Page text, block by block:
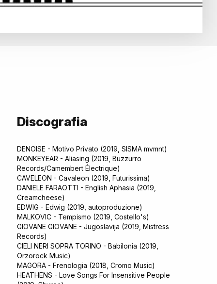
Discografia
DENOISE - Motivo Privato (2019, SISMA mvmnt)
MONKEYEAR - Aliasing (2019, Buzzurro
Records/Camembert Électrique)
CAVELEON - Cavaleon (2019, Futurissima)
DANIELE FARAOTTI - English Aphasia (2019,
Creamcheese)
EDWIG - Edwig (2019, autoproduzione)
MALKOVIC - Tempismo (2019, Costello's)
GIOVANE GIOVANE - Jugoslavija (2019, Mistress
Records)
CIELI NERI SOPRA TORINO - Babilonia (2019,
Orzorock Music)
MAGORA - Frenologia (2018, Cromo Music)
HEATHENS - Love Songs For Insensitive People